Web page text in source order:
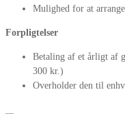
Mulighed for at
Forpligtelser
Betaling af et årligt af
300 kr.)
Overholder den til